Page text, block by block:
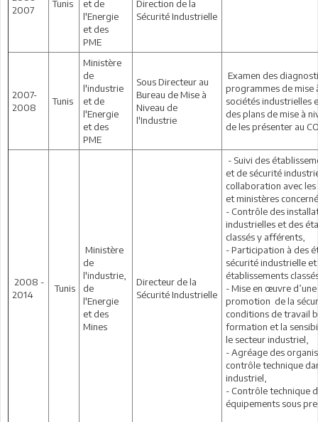
2007
Tunis
et de
l'Energie
et des
PME
Direction de la
Sécurité Industrielle
2007-
2008
Tunis
Ministère
de
l'industrie
et de
l'Energie
et des
PME
Sous Directeur au
Bureau de Mise à
Niveau de
l'Industrie
Examen des
programmes de mise
sociétés industrielles
des plans de mise à
de les présenter au
2008 -
2014
Tunis
Ministère
de
l'industrie,
de
l'Energie
et des
Mines
Directeur de la
Sécurité Industrielle
- Suivi des
et de sécurité
collaboration avec
et ministères
- Contrôle des
industrielles et des
classés y afférents,
- Participation à des
sécurité industrielle et
établissements
- Mise en œuvre
promotion de la
conditions de travail
formation et la
le secteur industriel,
- Agréage des
contrôle technique
industriel,
- Contrôle technique
équipements sous